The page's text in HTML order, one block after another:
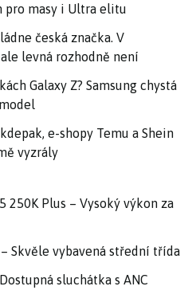
pro masy i Ultra elitu
česká značka. V
levná rozhodně není
Galaxy Z? Samsung chystá
e-shopy Temu a Shein
vyzrály
250K Plus – Vysoký výkon za
– Skvěle vybavená střední třída
sluchátka s ANC